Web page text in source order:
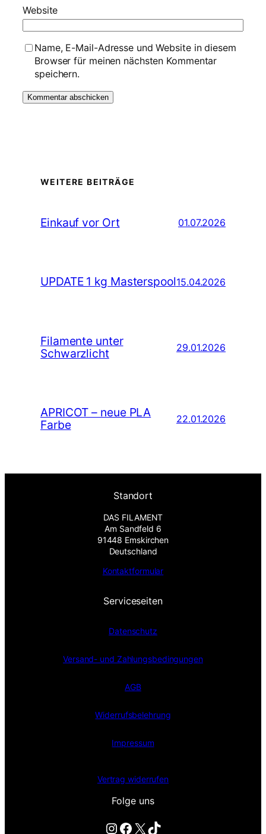
Website
Name, E-Mail-Adresse und Website in diesem
Browser für meinen nächsten Kommentar
speichern.
WEITERE BEITRÄGE
Einkauf vor Ort 01.07.2026
UPDATE 1 kg Masterspool15.04.2026
Filamente unter
Schwarzlicht
29.01.2026
APRICOT – neue PLA
Farbe
22.01.2026
Standort
DAS FILAMENT
Am Sandfeld 6
91448 Emskirchen
Deutschland
Kontaktformular
Serviceseiten
Datenschutz
Versand- und Zahlungsbedingungen
AGB
Widerrufsbelehrung
Impressum
Vertrag widerrufen
Folge uns
Instagram Facebook X TikTok